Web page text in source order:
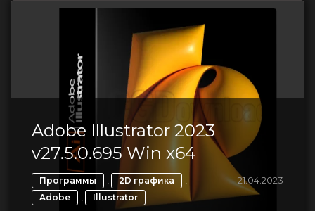
Adobe Illustrator 2023
v27.5.0.695 Win x64
Программы , 2D графика ,
Adobe , Illustrator
21.04.2023